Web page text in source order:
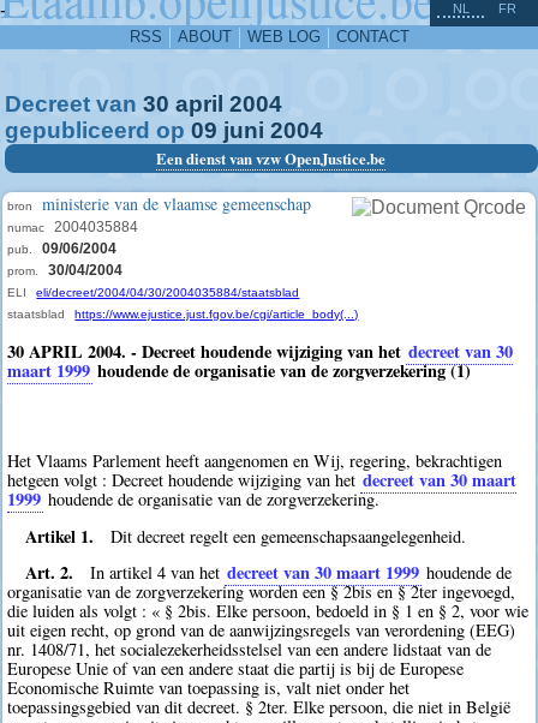
-
RSS ABOUT WEB LOG CONTACT
NL FR
Decreet van 30 april 2004
gepubliceerd op 09 juni 2004
Een dienst van vzw OpenJustice.be
bron ministerie van de vlaamse gemeenschap
numac 2004035884
pub. 09/06/2004
prom. 30/04/2004
ELI
eli/decreet/2004/04/30/2004035884/staatsblad
staatsblad
https://www.ejustice.just.fgov.be/cgi/article_body(...)
30 APRIL 2004. - Decreet houdende wijziging van het decreet van 30
maart 1999 houdende de organisatie van de zorgverzekering (1)
Het Vlaams Parlement heeft aangenomen en Wij, regering, bekrachtigen
hetgeen volgt : Decreet houdende wijziging van het decreet van 30 maart
1999 houdende de organisatie van de zorgverzekering.
Artikel 1. Dit decreet regelt een gemeenschapsaangelegenheid.
Art. 2. In artikel 4 van het decreet van 30 maart 1999 houdende de
organisatie van de zorgverzekering worden een § 2bis en § 2ter ingevoegd,
die luiden als volgt : « § 2bis. Elke persoon, bedoeld in § 1 en § 2, voor wie
uit eigen recht, op grond van de aanwijzingsregels van verordening (EEG)
nr. 1408/71, het socialezekerheidsstelsel van een andere lidstaat van de
Europese Unie of van een andere staat die partij is bij de Europese
Economische Ruimte van toepassing is, valt niet onder het
toepassingsgebied van dit decreet. § 2ter. Elke persoon, die niet in België
^